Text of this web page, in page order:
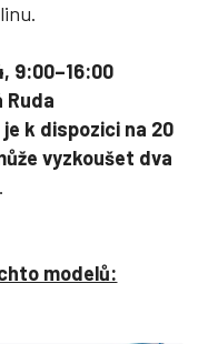
9:00–16:00
Ruda
k dispozici na 20
vyzkoušet dva
modelů: